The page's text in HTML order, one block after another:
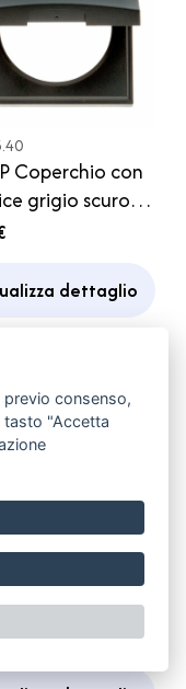
Coperchio con
grigio scuro
Schuko
dettaglio
per
a parete
Grigio
consenso,
tasto "Accetta